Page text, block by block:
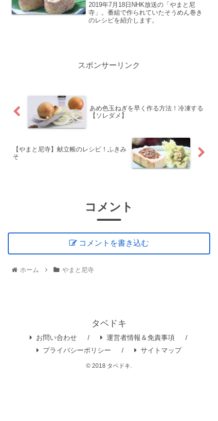
2019年7月18日NHK放送の「やまと尼
寺」。番組で作られていたそうめん巻き
のレシピを紹介します。
スポンサーリンク
あめ色玉ねぎを早く作る方法！冷凍する
【ソレダメ】
【やまと尼寺】献立帳のレシピ！ふきみ
そ
コメント
コメントを書き込む
ホーム やまと尼寺
タベドキ
お問い合わせ
運営者情報＆免責事項
プライバシーポリシー
サイトマップ
© 2018 タベドキ.